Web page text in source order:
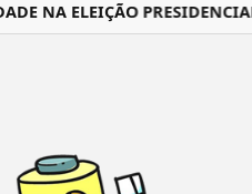
NA ELEIÇÃO